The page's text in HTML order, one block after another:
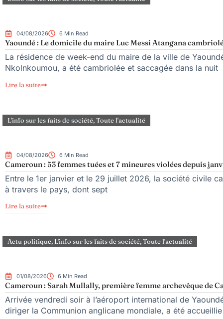
04/08/2026 6 Min Read
Yaoundé : Le domicile du maire Luc Messi Atangana
La résidence de week-end du maire de la ville de
Nkolnkoumou, a été cambriolée et saccagée dans la nuit
Lire la suite
L'info sur les faits de société,Toute l'actualité
04/08/2026 6 Min Read
Cameroun : 53 femmes tuées et 7 mineures violées depuis
Entre le 1er janvier et le 29 juillet 2026, la société civile
à travers le pays, dont sept
Lire la suite
Actu politique, L'info sur les faits de société,Toute l'actualité
01/08/2026 6 Min Read
Cameroun : Sarah Mullally, première femme archevêque de
Arrivée vendredi soir à l’aéroport international de
diriger la Communion anglicane mondiale, a été